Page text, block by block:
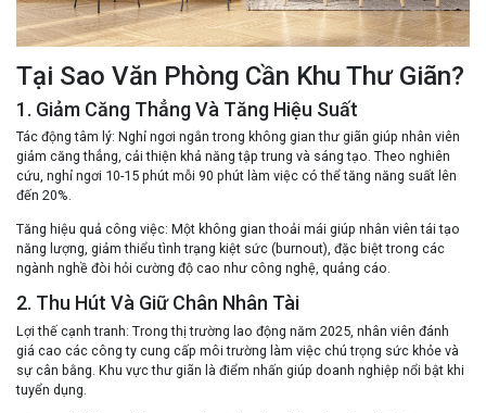
Tại Sao Văn Phòng Cần Khu Thư Giãn?
1. Giảm Căng Thẳng Và Tăng Hiệu Suất
Tác động tâm lý: Nghỉ ngơi ngắn trong không gian thư giãn giúp nhân viên
giảm căng thẳng, cải thiện khả năng tập trung và sáng tạo. Theo nghiên
cứu, nghỉ ngơi 10-15 phút mỗi 90 phút làm việc có thể tăng năng suất lên
đến 20%.
Tăng hiệu quả công việc: Một không gian thoải mái giúp nhân viên tái tạo
năng lượng, giảm thiểu tình trạng kiệt sức (burnout), đặc biệt trong các
ngành nghề đòi hỏi cường độ cao như công nghệ, quảng cáo.
2. Thu Hút Và Giữ Chân Nhân Tài
Lợi thế cạnh tranh: Trong thị trường lao động năm 2025, nhân viên đánh
giá cao các công ty cung cấp môi trường làm việc chú trọng sức khỏe và
sự cân bằng. Khu vực thư giãn là điểm nhấn giúp doanh nghiệp nổi bật khi
tuyển dụng.